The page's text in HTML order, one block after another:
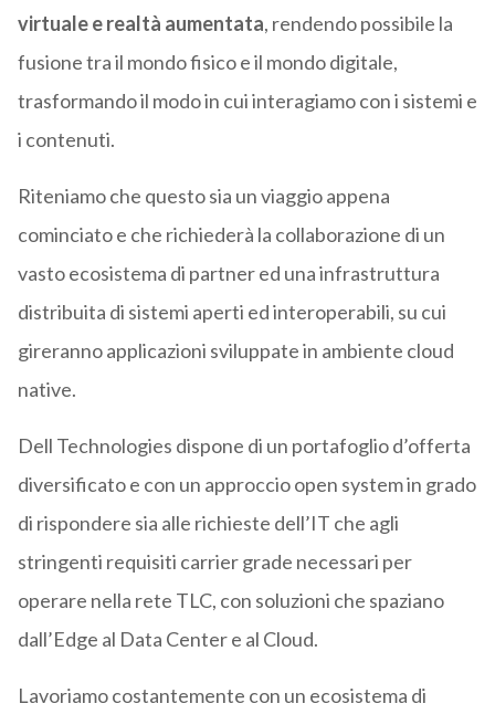
virtuale e realtà aumentata, rendendo possibile la
fusione tra il mondo fisico e il mondo digitale,
trasformando il modo in cui interagiamo con i sistemi e
i contenuti.
Riteniamo che questo sia un viaggio appena
cominciato e che richiederà la collaborazione di un
vasto ecosistema di partner ed una infrastruttura
distribuita di sistemi aperti ed interoperabili, su cui
gireranno applicazioni sviluppate in ambiente cloud
native.
Dell Technologies dispone di un portafoglio d’offerta
diversificato e con un approccio open system in grado
di rispondere sia alle richieste dell’IT che agli
stringenti requisiti carrier grade necessari per
operare nella rete TLC, con soluzioni che spaziano
dall’Edge al Data Center e al Cloud.
Lavoriamo costantemente con un ecosistema di